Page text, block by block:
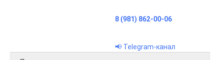
8 (981) 862-00-06
📢 Telegram-канал